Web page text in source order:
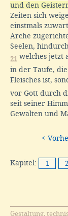
und den
Zeiten sich
einstmals
Arche
Seelen,
21 welches jetzt
in der Taufe,
Fleisches ist,
vor Gott durch
seit seiner
Gewalten und
<
Kapitel: 1 2
Gestaltung,